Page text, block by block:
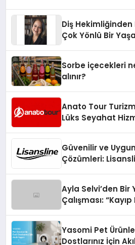
Diş
Çok Yönlü Bir
Sorbe içecekleri
alınır?
Anato Tour
Lüks Seyahat
Güvenilir ve Uygun
Çözümleri:
Ayla Selvi’den Bir
Çalışması:
Yasomi Pet
Dostlarınız İçin